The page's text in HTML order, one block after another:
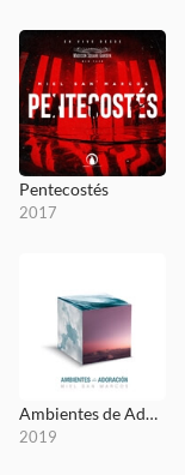
Pentecostés
2017
Ambientes de Adoración
2019